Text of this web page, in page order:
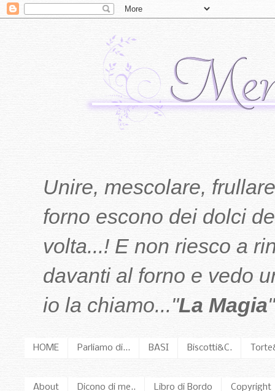
Unire, mescolare,
forno escono dei dolci
volta...! E non riesco a
davanti al forno e vedo
io la chiamo..."La Magia
HOME Parliamo di... BASI Biscotti&C.
About Dicono di me.. Libro di Bordo Copyright